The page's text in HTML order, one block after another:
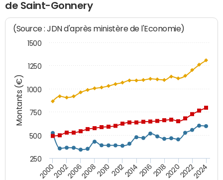
de Saint-Gonnery
Montants (€)
(Source : JDN d'après ministère de l'Economie)
200020022006200820102012201420162018202020222024
250
500
750
1000
1250
1500